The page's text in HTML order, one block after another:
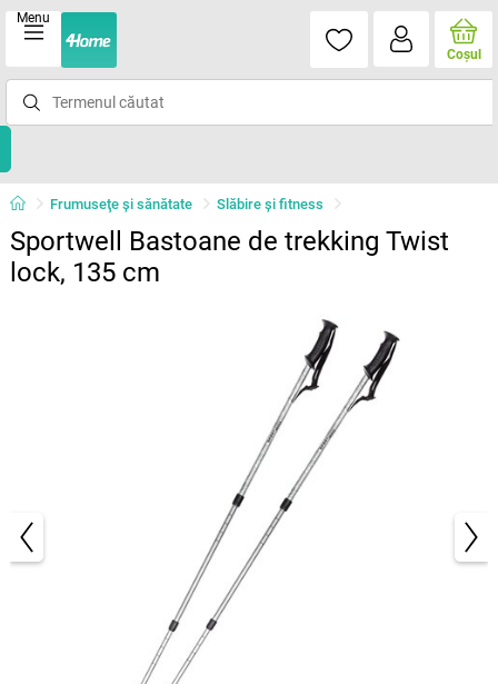
Menu
Coşul
Frumuseţe şi sănătate Slăbire şi fitness
Sportwell Bastoane de trekking Twist
lock, 135 cm